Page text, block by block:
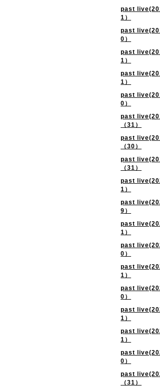
past
1）
past
0）
past
1）
past
1）
past
0）
past
（31）
past
（30）
past
（31）
past
1）
past
9）
past
1）
past
0）
past
1）
past
0）
past
1）
past
1）
past
0）
past
（31）